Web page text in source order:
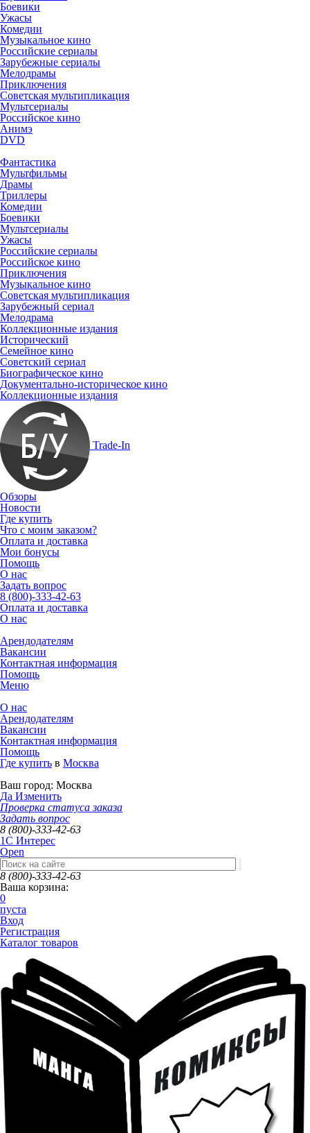
Боевики
Ужасы
Комедии
Музыкальное кино
Российские сериалы
Зарубежные сериалы
Мелодрамы
Приключения
Советская мультипликация
Мультсериалы
Российское кино
Анимэ
DVD
Фантастика
Мультфильмы
Драмы
Триллеры
Комедии
Боевики
Мультсериалы
Ужасы
Российские сериалы
Российское кино
Приключения
Музыкальное кино
Советская мультипликация
Зарубежный сериал
Мелодрама
Коллекционные издания
Исторический
Семейное кино
Советский сериал
Биографическое кино
Документально-историческое кино
Коллекционные издания
Trade-In
Обзоры
Новости
Где купить
Что с моим заказом?
Оплата и доставка
Мои бонусы
Помощь
О нас
Задать вопрос
8 (800)-333-42-63
Оплата и доставка
О нас
Арендодателям
Вакансии
Контактная информация
Помощь
Меню
О нас
Арендодателям
Вакансии
Контактная информация
Помощь
Где купить в Москва
Ваш город: Москва
Да Изменить
Проверка статуса заказа
Задать вопрос
8 (800)-333-42-63
1C Интерес
Open
8 (800)-333-42-63
Ваша корзина:
0
пуста
Вход
Регистрация
Каталог товаров